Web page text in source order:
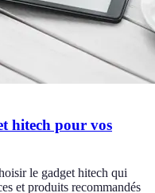
hitech pour vos
le gadget hitech qui
et produits recommandés